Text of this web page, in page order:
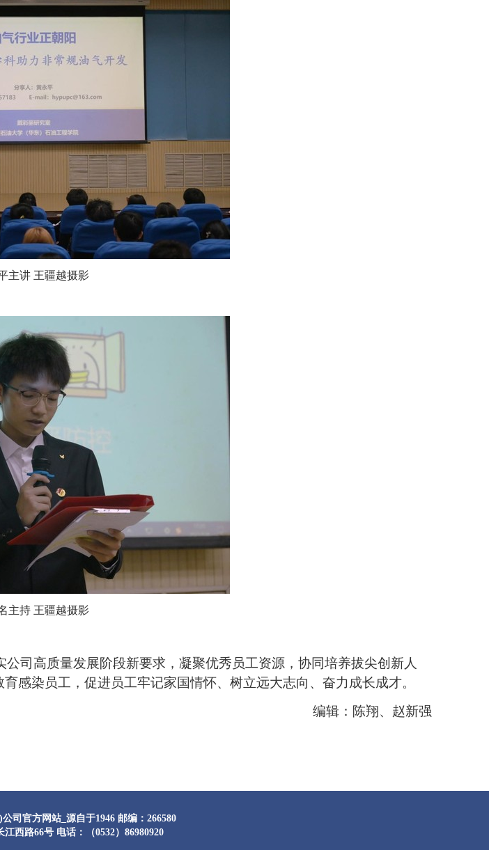
主讲 王疆越摄影
主持 王疆越摄影
司高质量发展阶段新要求，凝聚优秀员工资源，协同培养拔尖创新人
感染员工，促进员工牢记家国情怀、树立远大志向、奋力成长成才。
编辑：陈翔、赵新强
司官方网站_源自于1946 邮编：266580
西路66号 电话：（0532）86980920